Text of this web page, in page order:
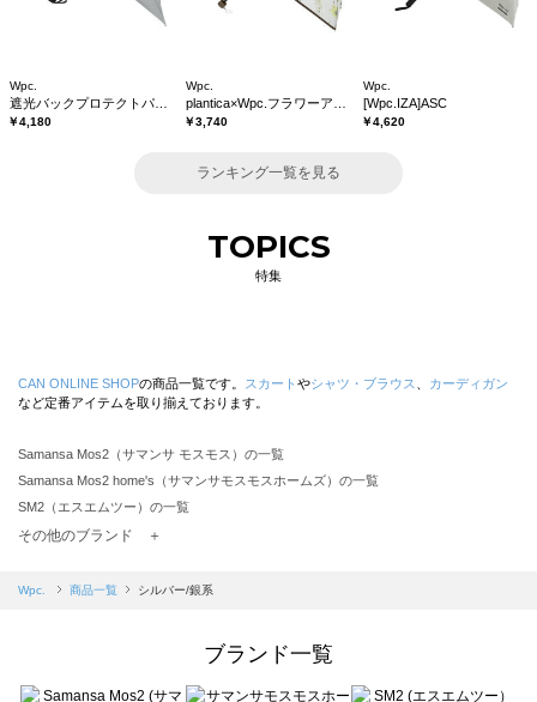
Wpc.
￥4,180
Wpc.
￥3,740
Wpc.
[Wpc.IZA]ASC
￥4,620
ランキング一覧を見る
TOPICS
特集
CAN ONLINE SHOPの商品一覧です。 スカート やシャツ・ブラウス
カーディガン
など定番アイテムを取り揃えております。
Samansa Mos2（サマンサ モスモス）の一覧
Samansa Mos2 home's（サマンサモスモスホームズ）の一覧
SM2（エスエムツー）の一覧
TSUHARU by Samansa Mos2（ツハルバイサマンサモスモス）の一覧
Samansa Mos2 blue（サマンサモスモス ブルー）の一覧
Te chichi（テチチ）の一覧
その他のブランド ＋
Wpc. 商品一覧 シルバー/銀系
ブランド一覧